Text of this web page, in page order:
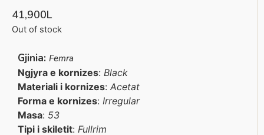
41,900L
Out of stock
Gjinia: Femra
Ngjyra e kornizes: Black
Materiali i kornizes: Acetat
Forma e kornizes: Irregular
Masa: 53
Tipi i skiletit: Fullrim